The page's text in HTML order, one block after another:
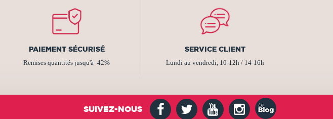
PAIEMENT SÉCURISÉ
Remises quantités jusqu'à -42%
SERVICE CLIENT
Lundi au vendredi, 10-12h / 14-16h
SUIVEZ-NOUS